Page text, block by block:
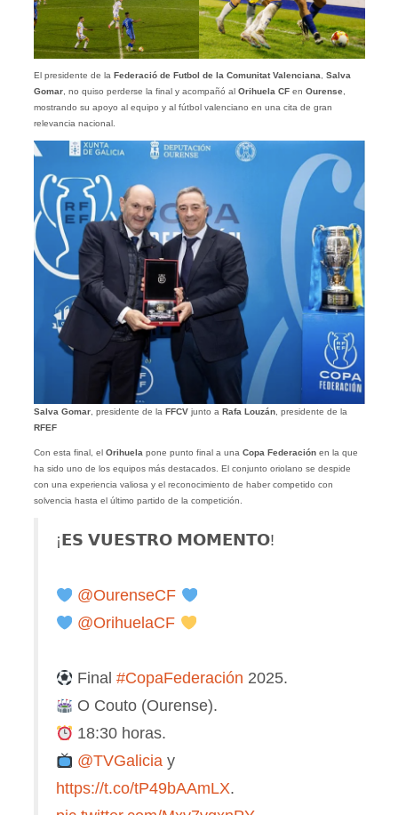
El presidente de la Federació de Futbol de la Comunitat Valenciana
Salva
Gomar, no quiso perderse la final y acompañó al Orihuela CFen Ourense,
mostrando su apoyo al equipo y al fútbol valenciano en una cita de gran
relevancia nacional.
Salva Gomar, presidente de la FFCVjunto a Rafa Louzán, presidente de la
RFEF
Con esta final, el Orihuelapone punto final a una Copa Federaciónen la que
ha sido uno de los equipos más destacados. El conjunto oriolano se despide
con una experiencia valiosa y el reconocimiento de haber competido con
solvencia hasta el último partido de la competición.
¡𝗘𝗦 𝗩𝗨𝗘𝗦𝗧𝗥𝗢 𝗠𝗢𝗠𝗘𝗡𝗧𝗢!
@OurenseCF
@OrihuelaCF
Final#CopaFederación 2025.
O Couto (Ourense).
18:30 horas.
@TVGalicia y
https://t.co/tP49bAAmLX.